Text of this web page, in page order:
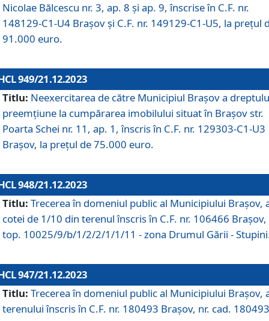
Nicolae Bălcescu nr. 3, ap. 8 și ap. 9, înscrise în C.F. nr.
148129-C1-U4 Brașov și C.F. nr. 149129-C1-U5, la prețul
91.000 euro.
949/21.12.2023
Titlu: Neexercitarea de către Municipiul Brașov a
preemțiune la cumpărarea imobilului situat în Brașov str.
Poarta Schei nr. 11, ap. 1, înscris în C.F. nr. 129303-C1-U3
Brașov, la prețul de 75.000 euro.
948/21.12.2023
Titlu: Trecerea în domeniul public al Municipiului Braşov,
cotei de 1/10 din terenul înscris în C.F. nr. 106466 Brașov,
top. 10025/9/b/1/2/2/1/1/11 - zona Drumul Gării -
947/21.12.2023
Titlu: Trecerea în domeniul public al Municipiului Braşov,
terenului înscris în C.F. nr. 180493 Brașov, nr. cad.